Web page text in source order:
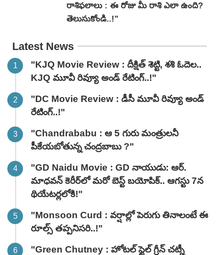
రాశిఫలాలు : ఈ రోజు మీ రాశి ఎలా ఉంది?
తెలుసుకోండి..!"
Latest News
"KJQ Movie Review : దీక్షిత్ శెట్టి, శశి ఓదెల..
KJQ మూవీ రివ్యూ అండ్ రేటింగ్‌..!"
"DC Movie Review : డీసీ మూవీ రివ్యూ అండ్
రేటింగ్‌..!"
"Chandrababu : ఆ 5 గురు మంత్రులనీ
పీకేయబోతున్న చంద్రబాబు ?"
"GD Naidu Movie : GD నాయుడు: ఆర్.
మాధవన్‌ కెరీర్‌లో మరో బెస్ట్ బయోపిక్.. ఆగస్టు 7న
థియేటర్లలోకి!"
"Monsoon Curd : వర్షాల్లో పెరుగు తినాలంటే ఈ
రూల్స్ తప్పనిసరి..!"
"Green Chutney : హోటల్ స్టైల్ గ్రీన్ చట్నీ